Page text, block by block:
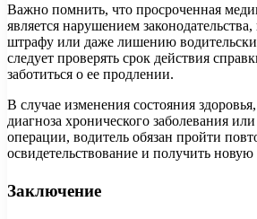
Важно помнить, что просроченная
является нарушением
штрафу или даже лишению
следует проверять срок действия
заботиться о ее продлении.
В случае изменения состояния
диагноза хронического заболевания
операции, водитель обязан пройти
освидетельствование и получить новую
Заключение